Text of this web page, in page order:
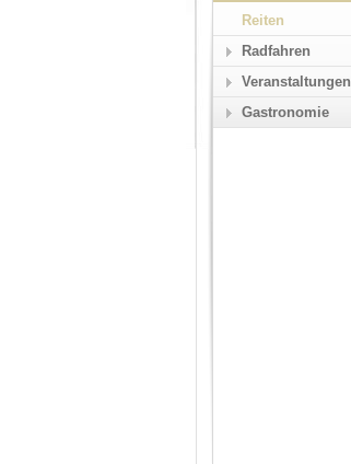
Reiten
Radfahren
Veranstaltungen
Gastronomie